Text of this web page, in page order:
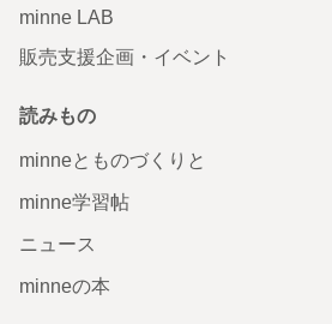
minne LAB
販売支援企画・イベント
読みもの
minneとものづくりと
minne学習帖
ニュース
minneの本